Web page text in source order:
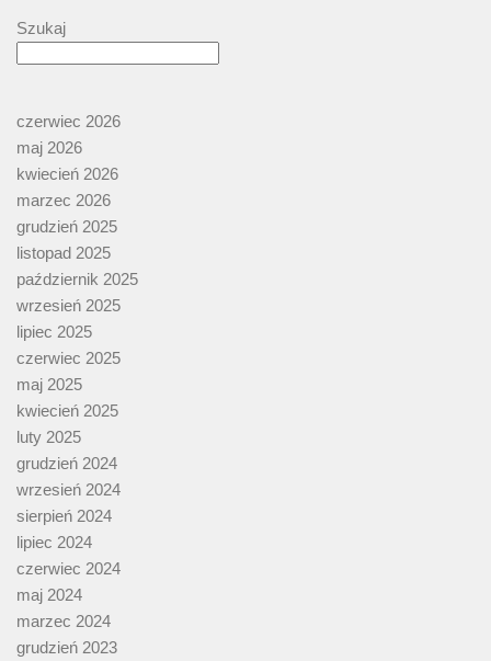
Szukaj
czerwiec 2026
maj 2026
kwiecień 2026
marzec 2026
grudzień 2025
listopad 2025
październik 2025
wrzesień 2025
lipiec 2025
czerwiec 2025
maj 2025
kwiecień 2025
luty 2025
grudzień 2024
wrzesień 2024
sierpień 2024
lipiec 2024
czerwiec 2024
maj 2024
marzec 2024
grudzień 2023